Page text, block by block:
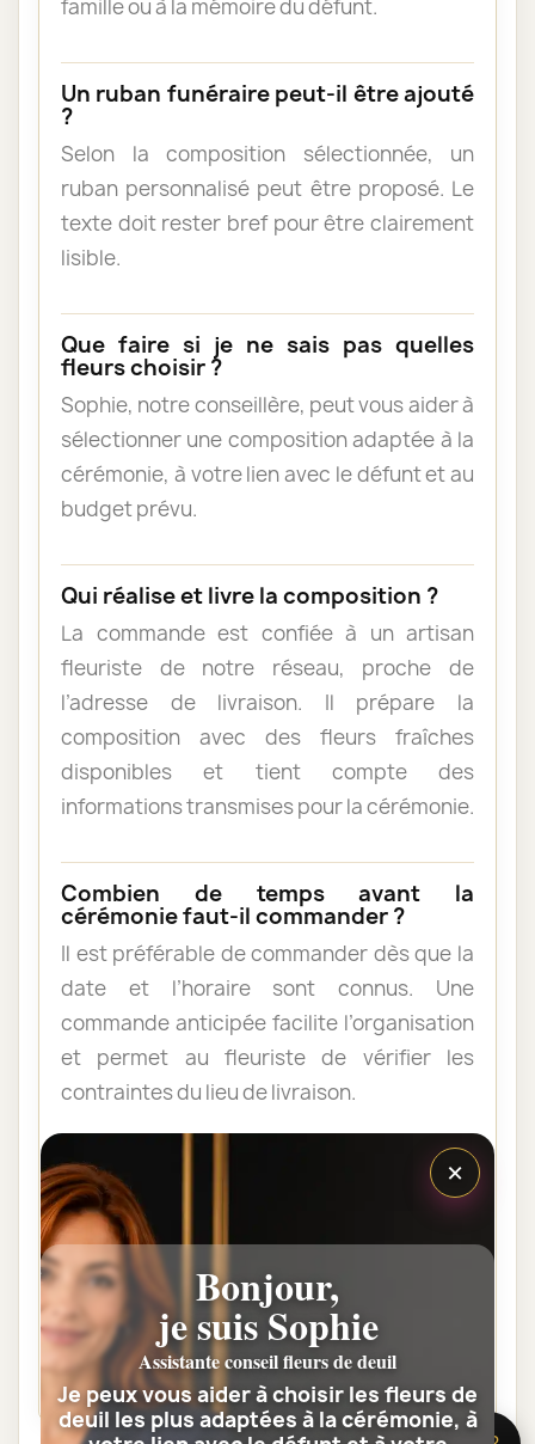
famille ou à la mémoire du défunt.
Un ruban funéraire peut-il être ajouté
?
Selon la composition sélectionnée, un
ruban personnalisé peut être proposé. Le
texte doit rester bref pour être clairement
lisible.
Que faire si je ne sais pas quelles
fleurs choisir ?
Sophie, notre conseillère, peut vous aider à
sélectionner une composition adaptée à la
cérémonie, à votre lien avec le défunt et au
budget prévu.
Qui réalise et livre la composition ?
La commande est confiée à un artisan
fleuriste de notre réseau, proche de
l’adresse de livraison. Il prépare la
composition avec des fleurs fraîches
disponibles et tient compte des
informations transmises pour la cérémonie.
Combien de temps avant la
cérémonie faut-il commander ?
Il est préférable de commander dès que la
date et l’horaire sont connus. Une
commande anticipée facilite l’organisation
et permet au fleuriste de vérifier les
contraintes du lieu de livraison.
Les fleurs peuvent-elles être livrées
au domicile de la famille ?
Oui. Une composition de condoléances
peut être livrée au domicile avant ou après
la cérémonie. Vérifiez simplement que
quelqu’un pourra réceptionner les fleurs.
×
Bonjour,
je suis Sophie
Assistante conseil fleurs de deuil
Je peux vous aider à choisir les fleurs de
deuil les plus adaptées à la cérémonie, à